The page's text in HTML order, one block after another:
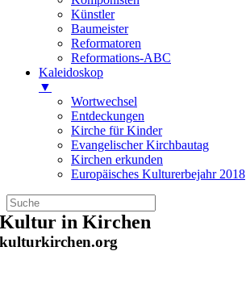
Künstler
Baumeister
Reformatoren
Reformations-ABC
Kaleidoskop
▼
Wortwechsel
Entdeckungen
Kirche für Kinder
Evangelischer Kirchbautag
Kirchen erkunden
Europäisches Kulturerbejahr 2018
Zum
Inhalt
springen
Kultur in Kirchen
kulturkirchen.org